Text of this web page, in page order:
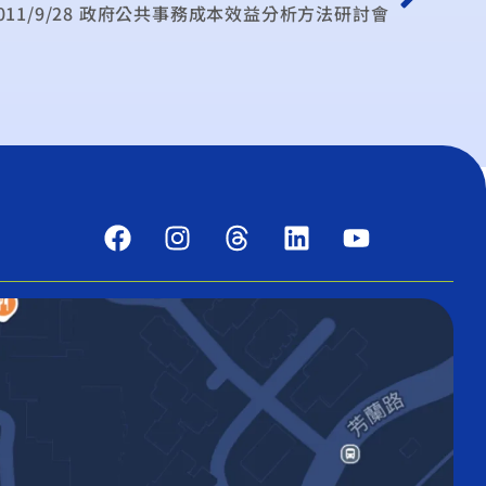
9/28 政府公共事務成本效益分析方法研討會